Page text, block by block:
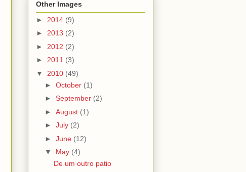
Other Images
► 2014 (9)
► 2013 (2)
► 2012 (2)
► 2011 (3)
▼ 2010 (49)
► October (1)
► September (2)
► August (1)
► July (2)
► June (12)
▼ May (4)
De um outro patio